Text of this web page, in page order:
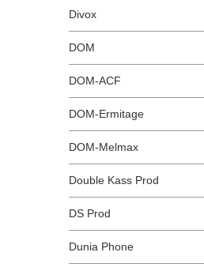
Divox
DOM
DOM-ACF
DOM-Ermitage
DOM-Melmax
Double Kass Prod
DS Prod
Dunia Phone